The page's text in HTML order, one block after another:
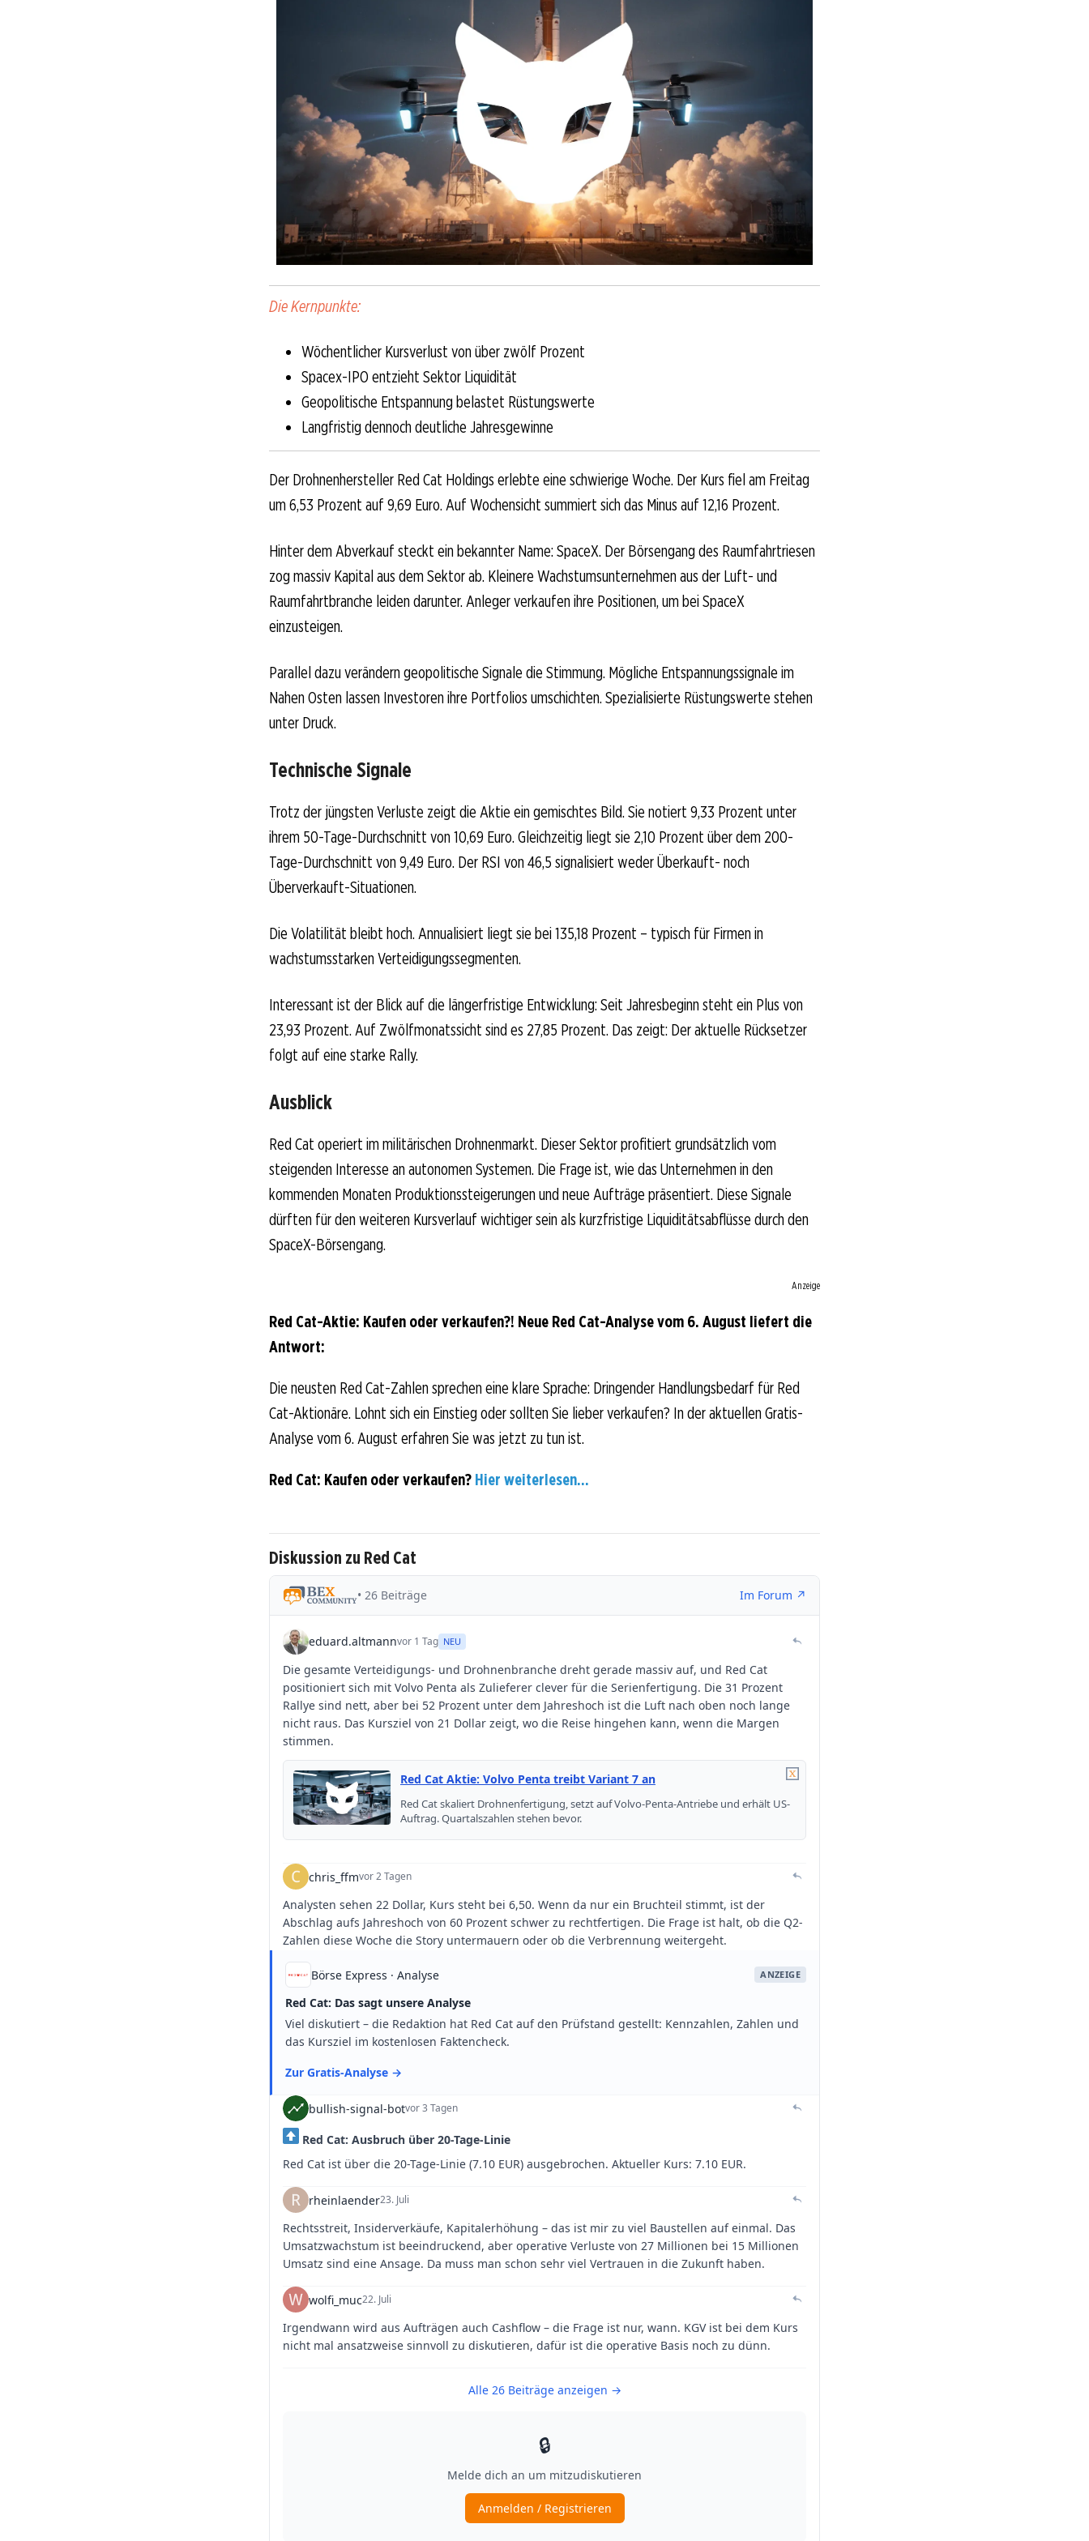
Die Kernpunkte:
Wöchentlicher Kursverlust von über zwölf Prozent
Spacex-IPO entzieht Sektor Liquidität
Geopolitische Entspannung belastet Rüstungswerte
Langfristig dennoch deutliche Jahresgewinne
Der Drohnenhersteller Red Cat Holdings erlebte eine schwierige Woche. Der Kurs fiel am Freitag
um 6,53 Prozent auf 9,69 Euro. Auf Wochensicht summiert sich das Minus auf 12,16 Prozent.
Hinter dem Abverkauf steckt ein bekannter Name: SpaceX. Der Börsengang des Raumfahrtriesen
zog massiv Kapital aus dem Sektor ab. Kleinere Wachstumsunternehmen aus der Luft- und
Raumfahrtbranche leiden darunter. Anleger verkaufen ihre Positionen, um bei SpaceX
einzusteigen.
Parallel dazu verändern geopolitische Signale die Stimmung. Mögliche Entspannungssignale im
Nahen Osten lassen Investoren ihre Portfolios umschichten. Spezialisierte Rüstungswerte stehen
unter Druck.
Technische Signale
Trotz der jüngsten Verluste zeigt die Aktie ein gemischtes Bild. Sie notiert 9,33 Prozent unter
ihrem 50-Tage-Durchschnitt von 10,69 Euro. Gleichzeitig liegt sie 2,10 Prozent über dem 200-
Tage-Durchschnitt von 9,49 Euro. Der RSI von 46,5 signalisiert weder Überkauft- noch
Überverkauft-Situationen.
Die Volatilität bleibt hoch. Annualisiert liegt sie bei 135,18 Prozent – typisch für Firmen in
wachstumsstarken Verteidigungssegmenten.
Interessant ist der Blick auf die längerfristige Entwicklung: Seit Jahresbeginn steht ein Plus von
23,93 Prozent. Auf Zwölfmonatssicht sind es 27,85 Prozent. Das zeigt: Der aktuelle Rücksetzer
folgt auf eine starke Rally.
Ausblick
Red Cat operiert im militärischen Drohnenmarkt. Dieser Sektor profitiert grundsätzlich vom
steigenden Interesse an autonomen Systemen. Die Frage ist, wie das Unternehmen in den
kommenden Monaten Produktionssteigerungen und neue Aufträge präsentiert. Diese Signale
dürften für den weiteren Kursverlauf wichtiger sein als kurzfristige Liquiditätsabflüsse durch den
SpaceX-Börsengang.
Anzeige
Red Cat-Aktie: Kaufen oder verkaufen?! Neue Red Cat-Analyse vom 6. August liefert die
Antwort:
Die neusten Red Cat-Zahlen sprechen eine klare Sprache: Dringender Handlungsbedarf für Red
Cat-Aktionäre. Lohnt sich ein Einstieg oder sollten Sie lieber verkaufen? In der aktuellen Gratis-
Analyse vom 6. August erfahren Sie was jetzt zu tun ist.
Red Cat: Kaufen oder verkaufen? Hier weiterlesen...
Diskussion zu Red Cat